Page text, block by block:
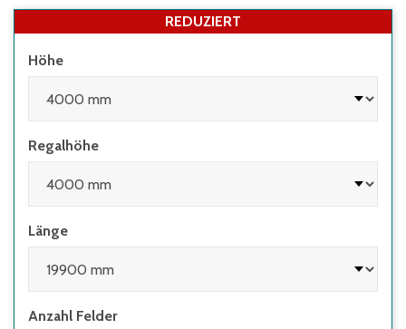
REDUZIERT
Höhe
Regalhöhe
Länge
Anzahl Felder